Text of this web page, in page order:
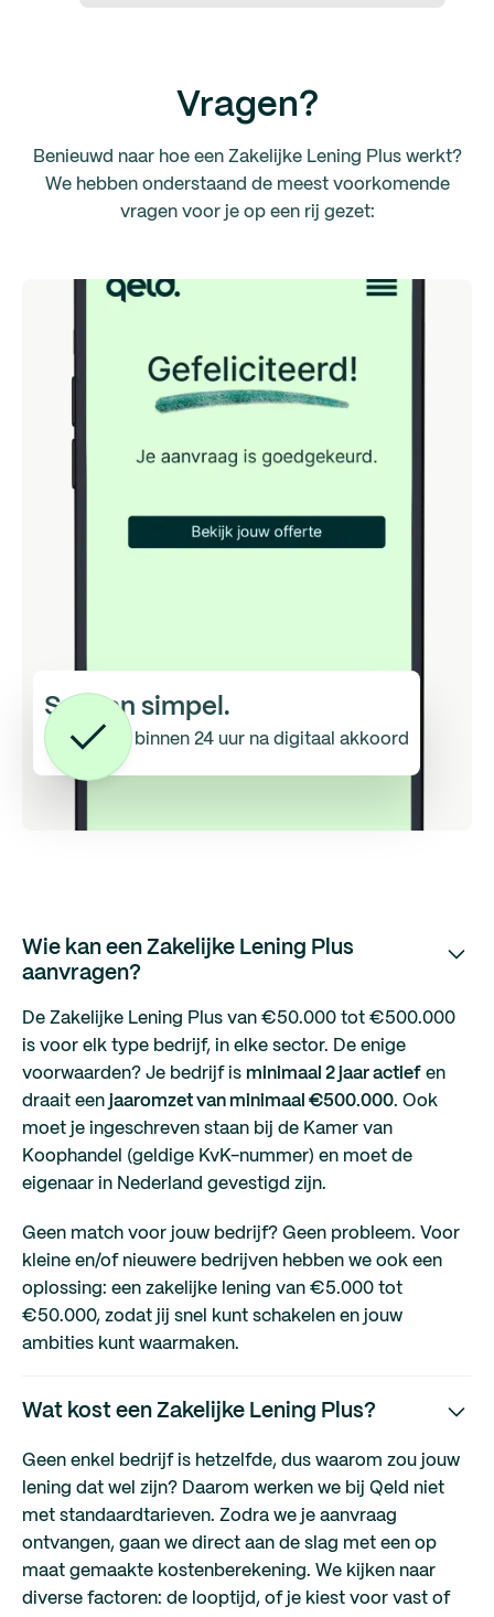
Vragen?
Benieuwd naar hoe een Zakelijke Lening Plus werkt?
We hebben onderstaand de meest voorkomende
vragen voor je op een rij gezet:
Snel en simpel.
Uitbetaald binnen 24 uur na digitaal akkoord
Wie kan een Zakelijke Lening Plus
aanvragen?
De Zakelijke Lening Plus van €50.000 tot €500.000
is voor elk type bedrijf, in elke sector. De enige
voorwaarden? Je bedrijf is minimaal 2 jaar actief en
draait een jaaromzet van minimaal €500.000. Ook
moet je ingeschreven staan bij de Kamer van
Koophandel (geldige KvK-nummer) en moet de
eigenaar in Nederland gevestigd zijn.
Geen match voor jouw bedrijf? Geen probleem. Voor
kleine en/of nieuwere bedrijven hebben we ook een
oplossing: een zakelijke lening van €5.000 tot
€50.000, zodat jij snel kunt schakelen en jouw
ambities kunt waarmaken.
Wat kost een Zakelijke Lening Plus?
Geen enkel bedrijf is hetzelfde, dus waarom zou jouw
lening dat wel zijn? Daarom werken we bij Qeld niet
met standaardtarieven. Zodra we je aanvraag
ontvangen, gaan we direct aan de slag met een op
maat gemaakte kostenberekening. We kijken naar
diverse factoren: de looptijd, of je kiest voor vast of